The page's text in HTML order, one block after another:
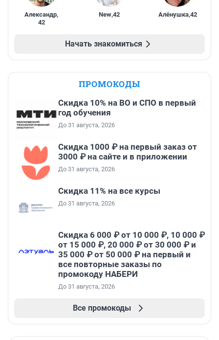
Александр,
42
New,42 Алёнушка,42
Начать знакомиться
ПРОМОКОДЫ
Скидка 10% на ВО и СПО в первый
год обучения
До 31 августа, 2026
Скидка 1000 ₽ на первый заказ от
3000 ₽ на сайте и в приложении
До 31 августа, 2026
Скидка 11% на все курсы
До 31 августа, 2026
Скидка 6 000 ₽ от 10 000 ₽, 10 000 ₽
от 15 000 ₽, 20 000 ₽ от 30 000 ₽ и
35 000 ₽ от 50 000 ₽ на первый и
все повторные заказы по
промокоду НАБЕРИ
До 31 августа, 2026
Все промокоды